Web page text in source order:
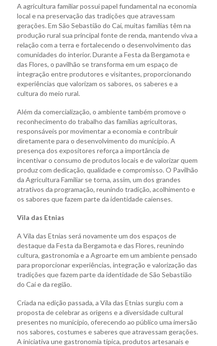
A agricultura familiar possui papel fundamental na economia
local e na preservação das tradições que atravessam
gerações. Em São Sebastião do Caí, muitas famílias têm na
produção rural sua principal fonte de renda, mantendo viva a
relação com a terra e fortalecendo o desenvolvimento das
comunidades do interior. Durante a Festa da Bergamota e
das Flores, o pavilhão se transforma em um espaço de
integração entre produtores e visitantes, proporcionando
experiências que valorizam os sabores, os saberes e a
cultura do meio rural.
Além da comercialização, o ambiente também promove o
reconhecimento do trabalho das famílias agricultoras,
responsáveis por movimentar a economia e contribuir
diretamente para o desenvolvimento do município. A
presença dos expositores reforça a importância de
incentivar o consumo de produtos locais e de valorizar quem
produz com dedicação, qualidade e compromisso. O Pavilhão
da Agricultura Familiar se torna, assim, um dos grandes
atrativos da programação, reunindo tradição, acolhimento e
os sabores que fazem parte da identidade caienses.
Vila das Etnias
A Vila das Etnias será novamente um dos espaços de
destaque da Festa da Bergamota e das Flores, reunindo
cultura, gastronomia e a Agroarte em um ambiente pensado
para proporcionar experiências, integração e valorização das
tradições que fazem parte da identidade de São Sebastião
do Caí e da região.
Criada na edição passada, a Vila das Etnias surgiu com a
proposta de celebrar as origens e a diversidade cultural
presentes no município, oferecendo ao público uma imersão
nos sabores, costumes e saberes que atravessam gerações.
A iniciativa une gastronomia típica, produtos artesanais e